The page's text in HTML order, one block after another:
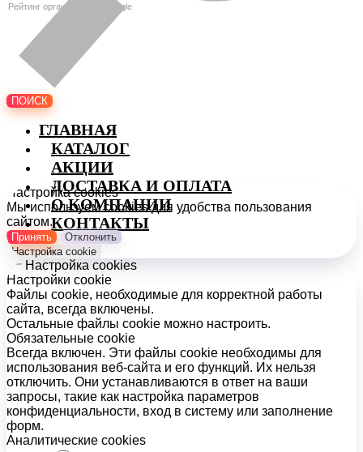
Рейтинг организации в Google
ПОИСК
ГЛАВНАЯ
КАТАЛОГ
АКЦИИ
ДОСТАВКА И ОПЛАТА
О КОМПАНИИ
КОНТАКТЫ
Настройка cookies
Мы используем cookies для удобства пользования
сайтом.
Принять
Отклонить
Настройка cookie
Настройка cookies
Настройки cookie
Файлы cookie, необходимые для корректной работы
сайта, всегда включены.
Остальные файлы cookie можно настроить.
Обязательные cookie
Всегда включен. Эти файлы cookie необходимы для
использования веб-сайта и его функций. Их нельзя
отключить. Они устанавливаются в ответ на ваши
запросы, такие как настройка параметров
конфиденциальности, вход в систему или заполнение
форм.
Аналитические cookies